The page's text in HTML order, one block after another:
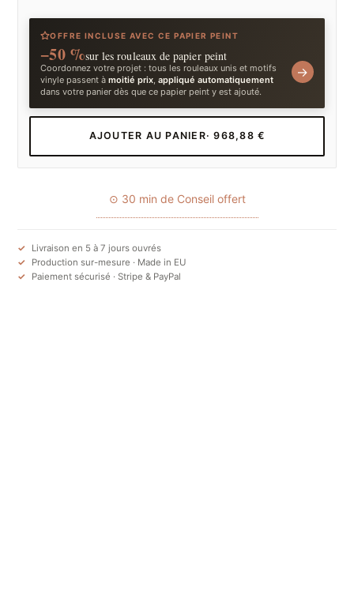
OFFRE INCLUSE AVEC CE PAPIER PEINT
−50 %sur les rouleaux de papier peint
Coordonnez votre projet : tous les rouleaux unis et motifs
vinyle passent àmoitié prix ,appliqué automatiquement
dans votre panier dès que ce papier peint y est ajouté.
→
AJOUTER AU PANIER· 968,88 €
⊙ 30 min de Conseil offert
Livraison en 5 à 7 jours ouvrés
Production sur-mesure · Made in EU
Paiement sécurisé · Stripe & PayPal